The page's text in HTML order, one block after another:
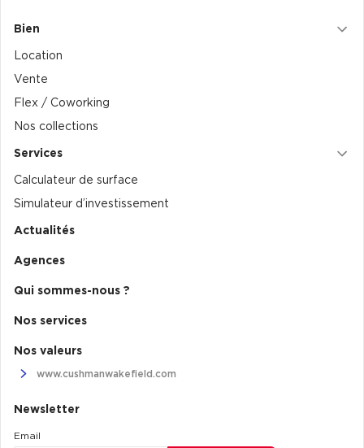
Logistique urbaine
Entrepôts Messagerie
Entrepôts logistique classe A
Entrepôts XXL
Location de Commerces
Location de Commerces à Paris
Bien
Location
Vente
Flex / Coworking
Nos collections
Services
Calculateur de surface
Simulateur d’investissement
Actualités
Agences
Qui sommes-nous ?
Nos services
Nos valeurs
www.cushmanwakefield.com
Newsletter
Email